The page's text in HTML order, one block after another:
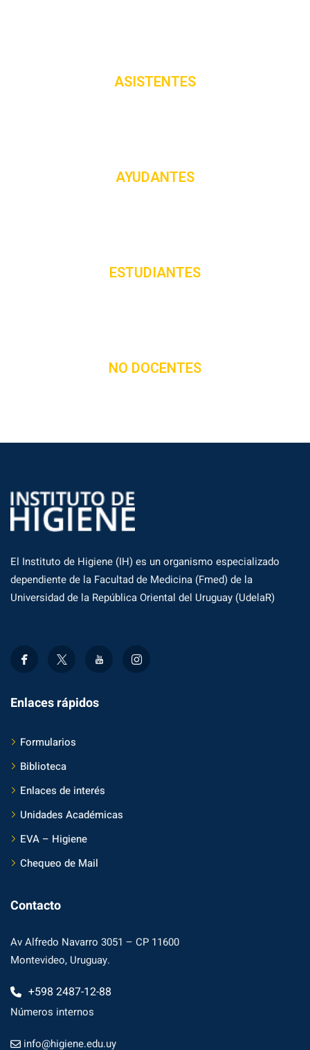
ASISTENTES
AYUDANTES
ESTUDIANTES
NO DOCENTES
El Instituto de Higiene (IH) es un organismo especializado
dependiente de la Facultad de Medicina (Fmed) de la
Universidad de la República Oriental del Uruguay (UdelaR)
Enlaces rápidos
Formularios
Biblioteca
Enlaces de interés
Unidades Académicas
EVA – Higiene
Chequeo de Mail
Contacto
Av Alfredo Navarro 3051 – CP 11600
Montevideo, Uruguay.
+598 2487-12-88
Números internos
info@higiene.edu.uy